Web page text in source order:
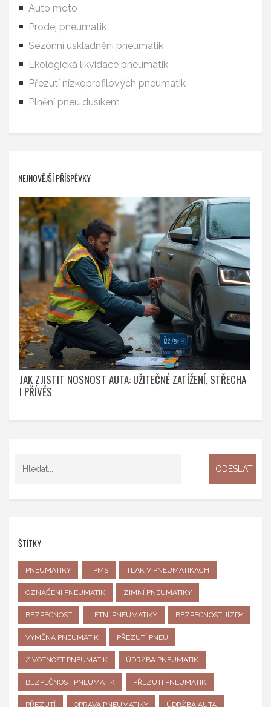
Auto moto
Prodej pneumatik
Sezónní uskladnění pneumatik
Ekologická likvidace pneumatik
Přezutí nízkoprofilových pneumatik
Plnění pneu dusíkem
NEJNOVĚJŠÍ PŘÍSPĚVKY
JAK ZJISTIT NOSNOST AUTA: UŽITEČNÉ ZATÍŽENÍ, STŘECHA
I PŘÍVĚS
ŠTÍTKY
PNEUMATIKY TPMS TLAK V PNEUMATIKÁCH
OZNAČENÍ PNEUMATIK ZIMNÍ PNEUMATIKY
BEZPEČNOST LETNÍ PNEUMATIKY BEZPEČNOST JÍZDY
VÝMĚNA PNEUMATIK PŘEZUTÍ PNEU
ŽIVOTNOST PNEUMATIK ÚDRŽBA PNEUMATIK
BEZPEČNOST PNEUMATIK PŘEZUTÍ PNEUMATIK
PŘEZUTÍ OPRAVA PNEUMATIKY ÚDRŽBA AUTA